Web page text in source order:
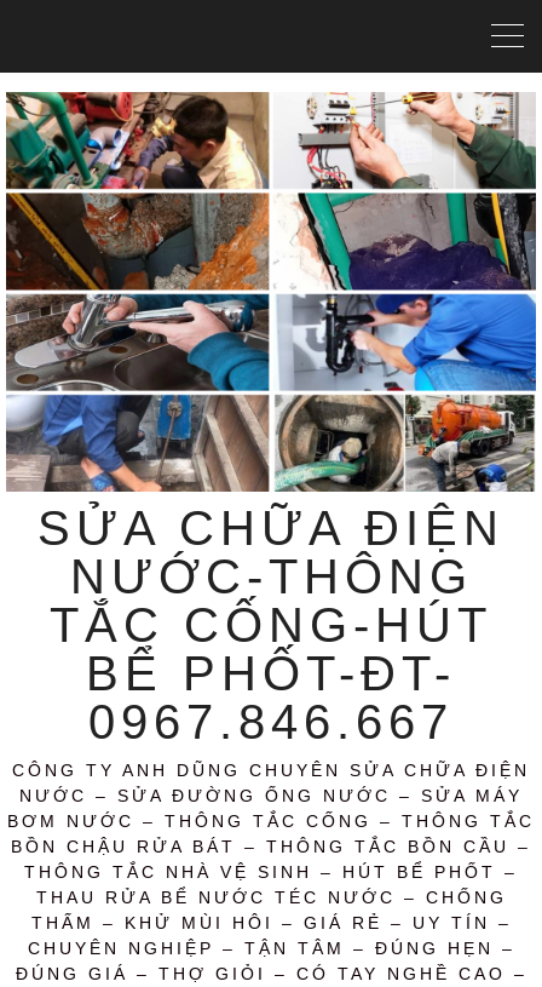
SỬA CHỮA ĐIỆN
NƯỚC-THÔNG
TẮC CỐNG-HÚT
BỂ PHỐT-ĐT-
0967.846.667
CÔNG TY ANH DŨNG CHUYÊN SỬA CHỮA ĐIỆN
NƯỚC – SỬA ĐƯỜNG ỐNG NƯỚC – SỬA MÁY
BƠM NƯỚC – THÔNG TẮC CỐNG – THÔNG TẮC
BỒN CHẬU RỬA BÁT – THÔNG TẮC BỒN CẦU –
THÔNG TẮC NHÀ VỆ SINH – HÚT BỂ PHỐT –
THAU RỬA BỂ NƯỚC TÉC NƯỚC – CHỐNG
THẤM – KHỬ MÙI HÔI – GIÁ RẺ – UY TÍN –
CHUYÊN NGHIỆP – TẬN TÂM – ĐÚNG HẸN –
ĐÚNG GIÁ – THỢ GIỎI – CÓ TAY NGHỀ CAO –